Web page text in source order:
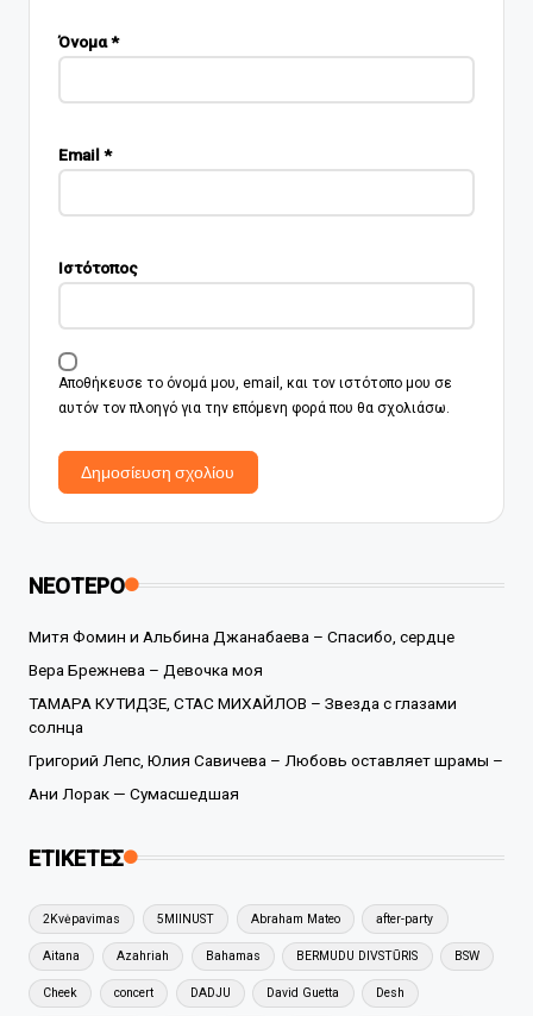
Όνομα*
Email *
Ιστότοπος
Αποθήκευσε το όνομά μου, email, και τον ιστότοπο μου σε
αυτόν τον πλοηγό για την επόμενη φορά που θα σχολιάσω.
ΝΕΟΤΕΡΟ
Митя Фомин и Альбина Джанабаева – Спасибо, сердце
Вера Брежнева – Девочка моя
ТАМАРА КУТИДЗЕ, СТАС МИХАЙЛОВ – Звезда с глазами
солнца
Григорий Лепс, Юлия Савичева – Любовь оставляет шрамы –
Ани Лорак — Сумасшедшая
ΕΤΙΚΕΤΕΣ
2Kvėpavimas 5MIINUST Abraham Mateo after-party
Aitana Azahriah Bahamas BERMUDU DIVSTŪRIS BSW
Cheek concert DADJU David Guetta Desh